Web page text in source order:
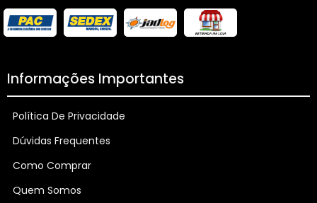
Informações Importantes
Política De Privacidade
Dúvidas Frequentes
Como Comprar
Quem Somos